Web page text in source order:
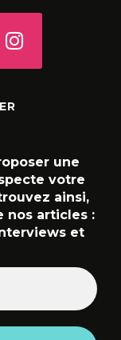
une
votre
ainsi,
nos articles :
et